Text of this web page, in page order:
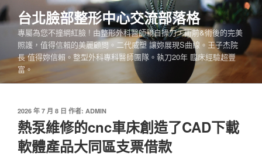
跳
至
內
台北臉部整形中心交流部落格
專屬為您不撞網紅臉 ! 由整形外科醫師親自操刀，術前&術後的完美
照護，值得信賴的美麗顧問。二代威塑 讓妳展現S曲線。王子杰院
長 值得妳信賴。整型外科專科醫師團隊。執刀20年 臨床經驗超豐
富。
發
佈
於
2026 年 7 月 8 日 作者: ADMIN
熱泵維修的cnc車床創造了CAD下載
軟體產品大同區支票借款